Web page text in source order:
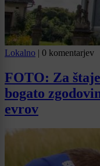
Lokalno | 0 komentarjev
FOTO: Za
bogato
evrov